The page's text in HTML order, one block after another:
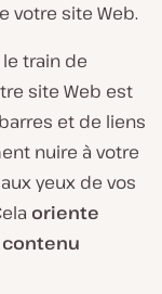
votre site Web.
le train de
site Web est
et de liens
nuire à votre
yeux de vos
oriente